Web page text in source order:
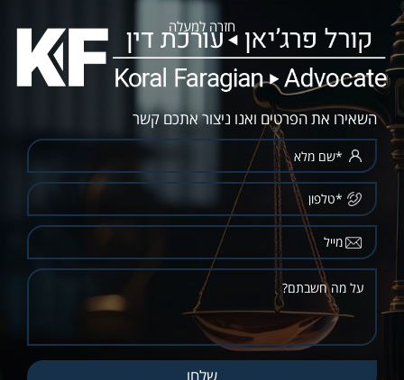
חזרה למעלה
השאירו את הפרטים ואנו ניצור אתכם קשר